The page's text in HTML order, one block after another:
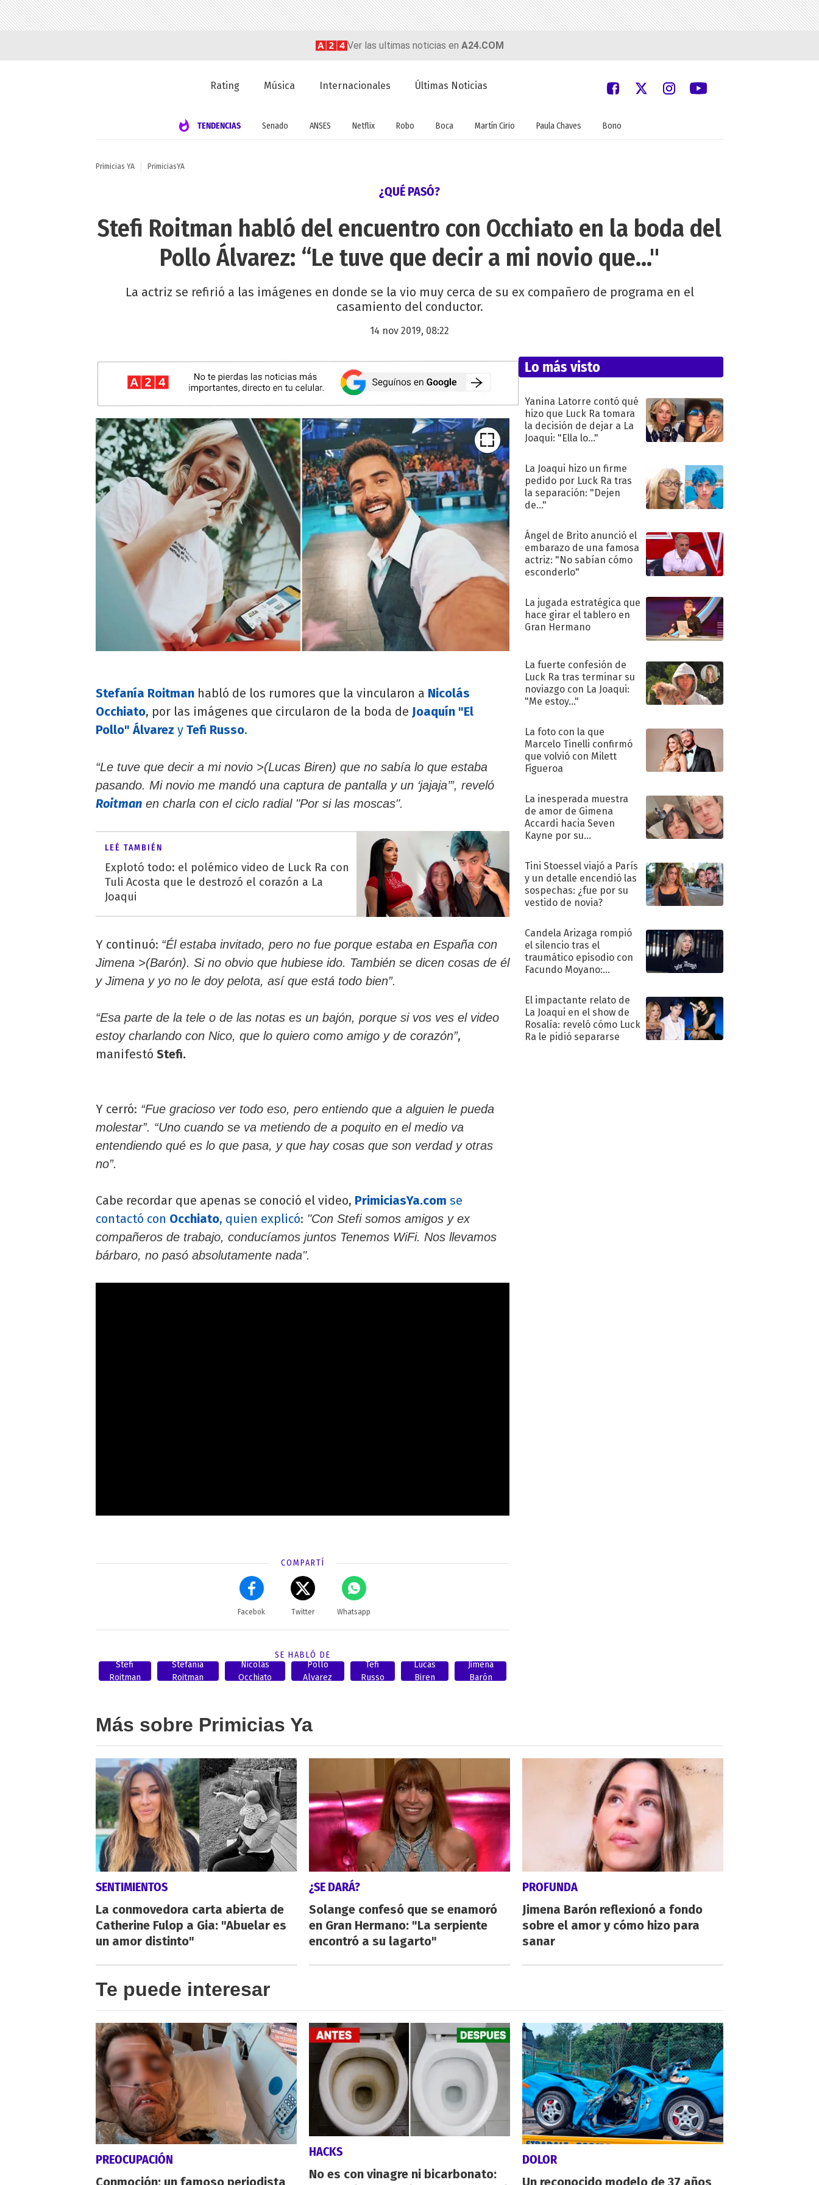
Ver las ultimas noticias en A24.COM
Rating Música Internacionales Últimas Noticias
TENDENCIAS Senado ANSES Netflix Robo Boca Martín Cirio Paula Chaves Bono
Primicias YA PrimiciasYA
¿QUÉ PASÓ?
Stefi Roitman habló del encuentro con Occhiato en la boda del
Pollo Álvarez: “Le tuve que decir a mi novio que..."
La actriz se refirió a las imágenes en donde se la vio muy cerca de su ex compañero de programa en el
casamiento del conductor.
14 nov 2019, 08:22
Stefanía Roitman habló de los rumores que la vincularon a Nicolás
Occhiato, por las imágenes que circularon de la boda de Joaquín "El
Pollo" Álvarez y Tefi Russo.
“Le tuve que decir a mi novio >(Lucas Biren) que no sabía lo que estaba
pasando. Mi novio me mandó una captura de pantalla y un ‘jajaja’”, reveló
Roitman en charla con el ciclo radial "Por si las moscas".
LEÉ TAMBIÉN
Explotó todo: el polémico video de Luck Ra con
Tuli Acosta que le destrozó el corazón a La
Joaqui
Y continuó: “Él estaba invitado, pero no fue porque estaba en España con
Jimena >(Barón). Si no obvio que hubiese ido. También se dicen cosas de él
y Jimena y yo no le doy pelota, así que está todo bien”.
“Esa parte de la tele o de las notas es un bajón, porque si vos ves el video
estoy charlando con Nico, que lo quiero como amigo y de corazón”,
manifestó Stefi.
Y cerró: “Fue gracioso ver todo eso, pero entiendo que a alguien le pueda
molestar”. “Uno cuando se va metiendo de a poquito en el medio va
entendiendo qué es lo que pasa, y que hay cosas que son verdad y otras
no”.
Cabe recordar que apenas se conoció el video, PrimiciasYa.com se
contactó con Occhiato, quien explicó: "Con Stefi somos amigos y ex
compañeros de trabajo, conducíamos juntos Tenemos WiFi. Nos llevamos
bárbaro, no pasó absolutamente nada".
COMPARTÍ
Facebok Twitter Whatsapp
SE HABLÓ DE
Stefi
Roitman
Stefanía
Roitman
Nicolás
Occhiato
Pollo
Alvarez
Tefi
Russo
Lucas
Biren
Jimena
Barón
Lo más visto
Yanina Latorre contó qué
hizo que Luck Ra tomara
la decisión de dejar a La
Joaqui: "Ella lo..."
La Joaqui hizo un firme
pedido por Luck Ra tras
la separación: "Dejen
de..."
Ángel de Brito anunció el
embarazo de una famosa
actriz: "No sabían cómo
esconderlo"
La jugada estratégica que
hace girar el tablero en
Gran Hermano
La fuerte confesión de
Luck Ra tras terminar su
noviazgo con La Joaqui:
"Me estoy..."
La foto con la que
Marcelo Tinelli confirmó
que volvió con Milett
Figueroa
La inesperada muestra
de amor de Gimena
Accardi hacia Seven
Kayne por su
Tini Stoessel viajó a París
y un detalle encendió las
sospechas: ¿fue por su
vestido de novia?
Candela Arizaga rompió
el silencio tras el
traumático episodio con
Facundo Moyano:
El impactante relato de
La Joaqui en el show de
Rosalía: reveló cómo Luck
Ra le pidió separarse
Más sobre Primicias Ya
SENTIMIENTOS
La conmovedora carta abierta de
Catherine Fulop a Gia: "Abuelar es
un amor distinto"
¿SE DARÁ?
Solange confesó que se enamoró
en Gran Hermano: "La serpiente
encontró a su lagarto"
PROFUNDA
Jimena Barón reflexionó a fondo
sobre el amor y cómo hizo para
sanar
Te puede interesar
PREOCUPACIÓN
Conmoción: un famoso periodista
HACKS
No es con vinagre ni bicarbonato:
DOLOR
Un reconocido modelo de 37 años